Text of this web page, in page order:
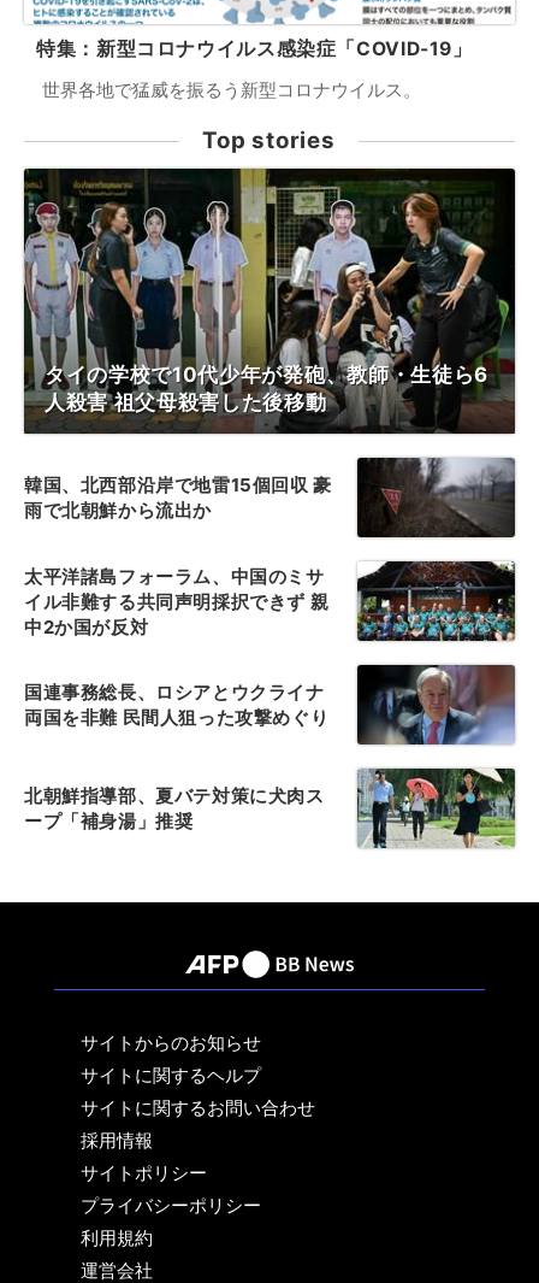
特集：新型コロナウイルス感染症「COVID-19」
世界各地で猛威を振るう新型コロナウイルス。
Top stories
タイの学校で10代少年が発砲、教師・生徒ら6
人殺害 祖父母殺害した後移動
韓国、北西部沿岸で地雷15個回収 豪
雨で北朝鮮から流出か
太平洋諸島フォーラム、中国のミサ
イル非難する共同声明採択できず 親
中2か国が反対
国連事務総長、ロシアとウクライナ
両国を非難 民間人狙った攻撃めぐり
北朝鮮指導部、夏バテ対策に犬肉ス
ープ「補身湯」推奨
サイトからのお知らせ
サイトに関するヘルプ
サイトに関するお問い合わせ
採用情報
サイトポリシー
プライバシーポリシー
利用規約
運営会社